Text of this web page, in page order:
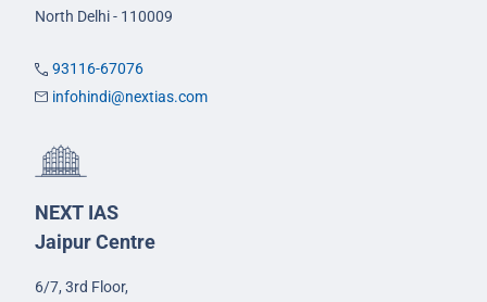
North Delhi - 110009
93116-67076
infohindi@nextias.com
NEXT IAS
Jaipur Centre
6/7, 3rd Floor,